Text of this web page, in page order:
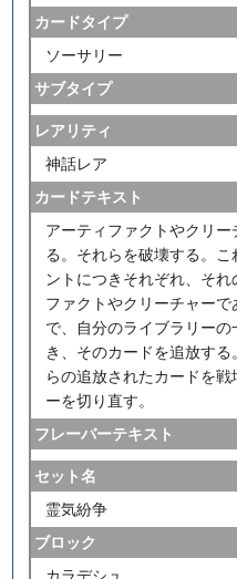
カードタイプ
ソーサリー
サブタイプ
レアリティ
神話レア
カードテキスト
アーティファクトやクリ
る。それらを破壊する。
ントにつきそれぞれ、そ
ファクトやクリーチャー
で、自分のライブラリー
き、そのカードを追放す
らの追放されたカードを
ーを切り直す。
フレーバーテキスト
セット名
霊気紛争
ブロック